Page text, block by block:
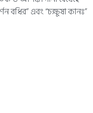
বধির” এবং “চক্ষুষা কানঃ”